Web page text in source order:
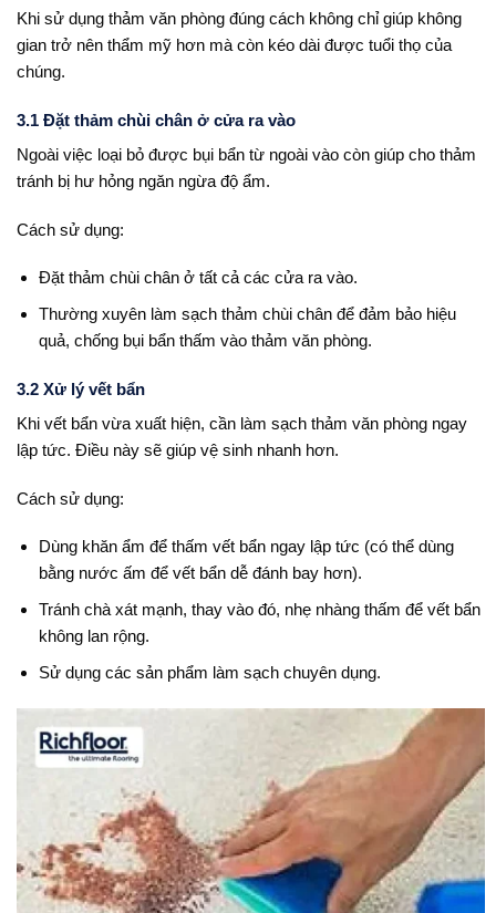
Khi sử dụng thảm văn phòng đúng cách không chỉ giúp không
gian trở nên thẩm mỹ hơn mà còn kéo dài được tuổi thọ của
chúng.
3.1 Đặt thảm chùi chân ở cửa ra vào
Ngoài việc loại bỏ được bụi bẩn từ ngoài vào còn giúp cho thảm
tránh bị hư hỏng ngăn ngừa độ ẩm.
Cách sử dụng:
Đặt thảm chùi chân ở tất cả các cửa ra vào.
Thường xuyên làm sạch thảm chùi chân để đảm bảo hiệu
quả, chống bụi bẩn thấm vào thảm văn phòng.
3.2 Xử lý vết bẩn
Khi vết bẩn vừa xuất hiện, cần làm sạch thảm văn phòng ngay
lập tức. Điều này sẽ giúp vệ sinh nhanh hơn.
Cách sử dụng:
Dùng khăn ẩm để thấm vết bẩn ngay lập tức (có thể dùng
bằng nước ấm để vết bẩn dễ đánh bay hơn).
Tránh chà xát mạnh, thay vào đó, nhẹ nhàng thấm để vết bẩn
không lan rộng.
Sử dụng các sản phẩm làm sạch chuyên dụng.